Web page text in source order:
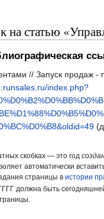
статью
// Запуск продаж
index.php?
скобках — это год
автоматически
страницы в истории
должна быть